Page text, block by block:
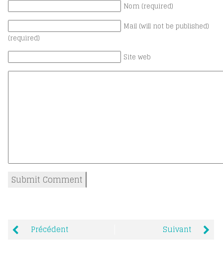
Nom (required)
Mail (will not be published)
(required)
Site web
Précédent Suivant